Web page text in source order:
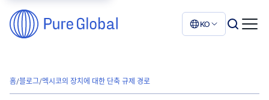
KO
홈/블로그/멕시코의 장치에 대한 단축 규제 경로